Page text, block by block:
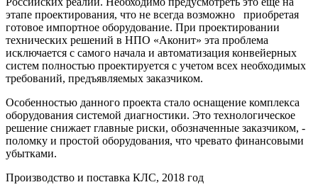
этапе проектирования, что не всегда возможно приобретая
готовое импортное оборудование. При проектировании
технических решений в НПО «Аконит» эта проблема
исключается с самого начала и автоматизация конвейерных
систем полностью проектируется с учетом всех необходимых
требований, предъявляемых заказчиком.
Особенностью данного проекта стало оснащение комплекса
оборудования системой диагностики. Это технологическое
решение снижает главные риски, обозначенные заказчиком, -
поломку и простой оборудования, что чревато финансовыми
убытками.
Производство и поставка КЛС, 2018 год